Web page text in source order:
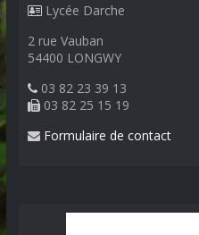
Lycée Darche
2 rue Vauban
54400 LONGWY
03 82 23 39 13
03 82 25 15 19
Formulaire de contact